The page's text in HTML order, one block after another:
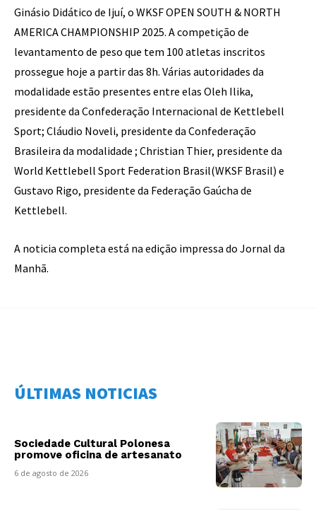
Ginásio Didático de Ijuí, o WKSF OPEN SOUTH & NORTH
AMERICA CHAMPIONSHIP 2025. A competição de
levantamento de peso que tem 100 atletas inscritos
prossegue hoje a partir das 8h. Várias autoridades da
modalidade estão presentes entre elas Oleh Ilika,
presidente da Confederação Internacional de Kettlebell
Sport; Cláudio Noveli, presidente da Confederação
Brasileira da modalidade ; Christian Thier, presidente da
World Kettlebell Sport Federation Brasil(WKSF Brasil) e
Gustavo Rigo, presidente da Federação Gaúcha de
Kettlebell.
A noticia completa está na edição impressa do Jornal da
Manhã.
ÚLTIMAS NOTICIAS
Sociedade Cultural Polonesa
promove oficina de artesanato
6 de agosto de 2026